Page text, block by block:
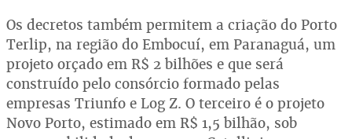
Os decretos também permitem a criação do Porto
Terlip, na região do Embocuí, em Paranaguá, um
projeto orçado em R$ 2 bilhões e que será
construído pelo consórcio formado pelas
empresas Triunfo e Log Z. O terceiro é o projeto
Novo Porto, estimado em R$ 1,5 bilhão, sob